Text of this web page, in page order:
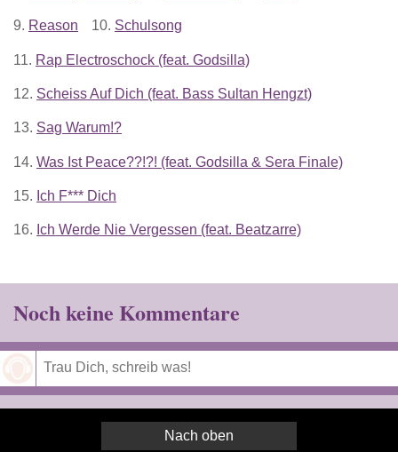
9. Reason 10. Schulsong
11. Rap Electroschock (feat. Godsilla)
12. Scheiss Auf Dich (feat. Bass Sultan Hengzt)
13. Sag Warum!?
14. Was Ist Peace??!?! (feat. Godsilla & Sera Finale)
15. Ich F*** Dich
16. Ich Werde Nie Vergessen (feat. Beatzarre)
Noch keine Kommentare
Nach oben